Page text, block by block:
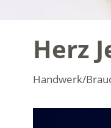
Herz
Handwerk/